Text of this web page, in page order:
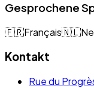
Gesprochene
🇫🇷Français🇳🇱
Kontakt
Rue du